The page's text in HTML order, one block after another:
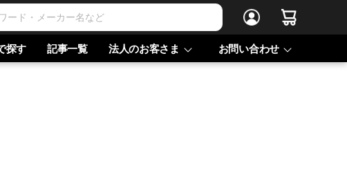
探す 記事一覧 法人のお客さま お問い合わせ